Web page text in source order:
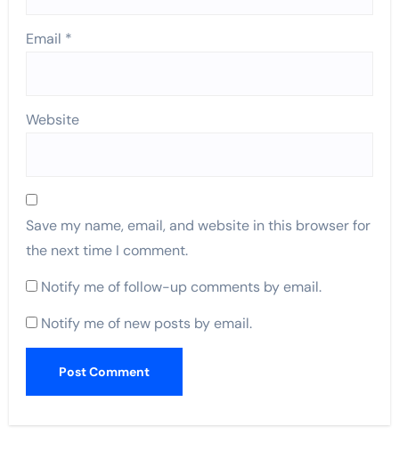
Email *
Website
Save my name, email, and website in this browser for
the next time I comment.
Notify me of follow-up comments by email.
Notify me of new posts by email.